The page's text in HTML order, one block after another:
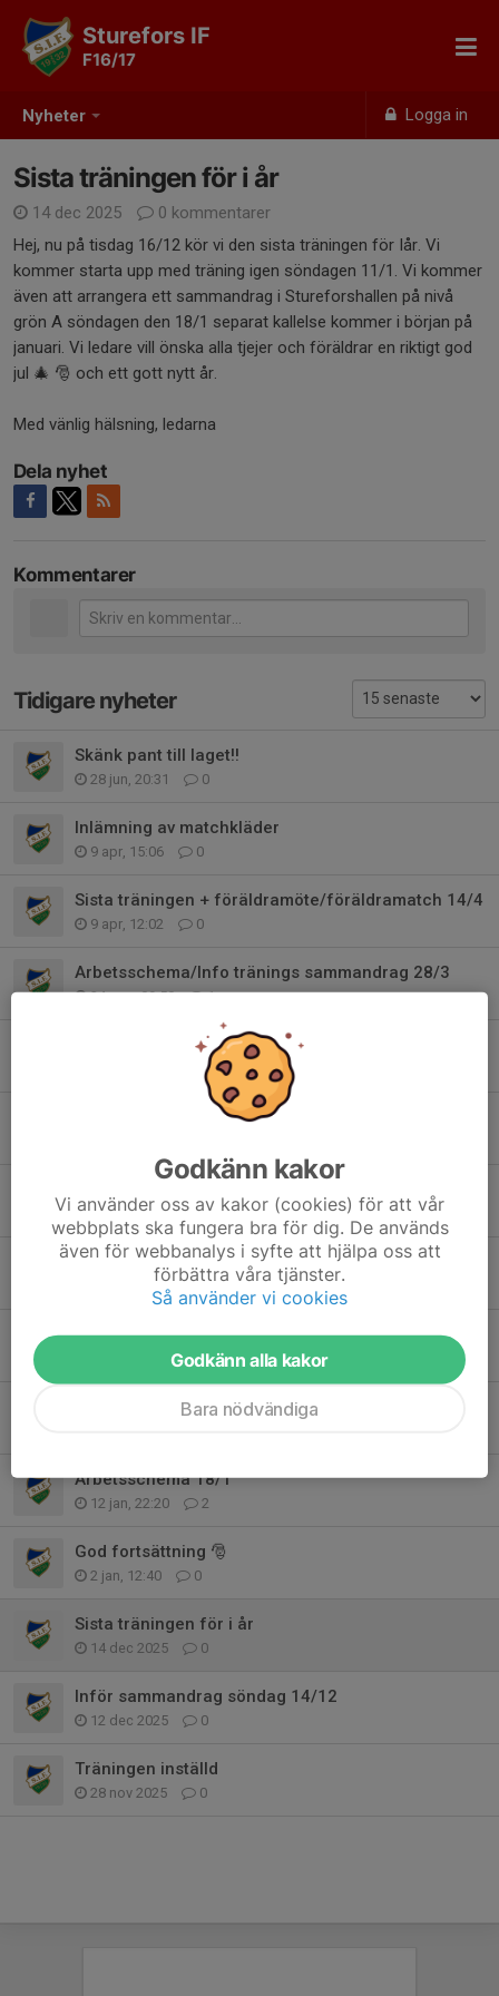
Nyheter Logga in
Sturefors IF
F16/17
Sista träningen för i år
14 dec 2025
0 kommentarer
Hej, nu på tisdag 16/12 kör vi den sista träningen för Iår. Vi
kommer starta upp med träning igen söndagen 11/1. Vi kommer
även att arrangera ett sammandrag i Stureforshallen på nivå
grön A söndagen den 18/1 separat kallelse kommer i början på
januari. Vi ledare vill önska alla tjejer och föräldrar en riktigt god
jul 🎄 🎅 och ett gott nytt år.
Med vänlig hälsning, ledarna
Dela nyhet
Kommentarer
Tidigare nyheter
Skänk pant till laget!!
28 jun, 20:31 0
Inlämning av matchkläder
9 apr, 15:06 0
Sista träningen + föräldramöte/föräldramatch 14/4
9 apr, 12:02 0
Arbetsschema/Info tränings sammandrag 28/3
24 mar, 09:50 1
0
Upphämtning av pizzabottnar torsdag 26/2
22 feb, 19:01 0
Pizzaförsäljning
12 feb, 13:03 0
Träning 22/1
20 jan, 19:01 0
OBS ingen träning söndag 18/1
Arbetsschema 18/1
12 jan, 22:20 2
God fortsättning 🎅
2 jan, 12:40 0
Sista träningen för i år
14 dec 2025 0
Inför sammandrag söndag 14/12
12 dec 2025 0
Träningen inställd
28 nov 2025 0
Godkänn kakor
Vi använder oss av kakor (cookies) för att vår
webbplats ska fungera bra för dig. De används
även för webbanalys i syfte att hjälpa oss att
förbättra våra tjänster.
Så använder vi cookies
Godkänn alla kakor
Bara nödvändiga